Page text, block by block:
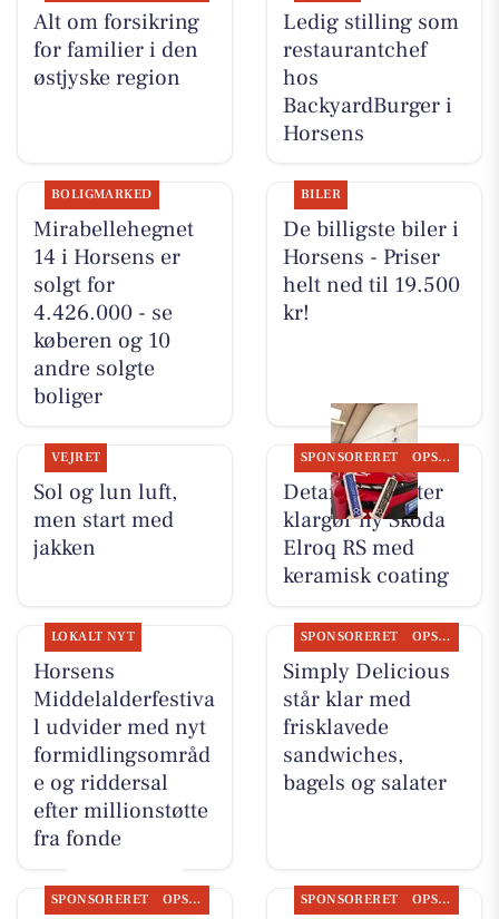
Alt om forsikring
for familier i den
østjyske region
Ledig stilling som
restaurantchef
hos
BackyardBurger i
Horsens
BOLIGMARKED
Mirabellehegnet
14 i Horsens er
solgt for
4.426.000 - se
køberen og 10
andre solgte
boliger
BILER
De billigste biler i
Horsens - Priser
helt ned til 19.500
kr!
VEJRET
Sol og lun luft,
men start med
jakken
SPONSORERET OPSLAGSTAVLEN
Detailing Center
klargør ny Skoda
Elroq RS med
keramisk coating
LOKALT NYT
Horsens
Middelalderfestiva
l udvider med nyt
formidlingsområd
e og riddersal
efter millionstøtte
fra fonde
SPONSORERET OPSLAGSTAVLEN
Simply Delicious
står klar med
frisklavede
sandwiches,
bagels og salater
SPONSORERET OPSLAGSTAVLEN SPONSORERET OPSLAGSTAVLEN